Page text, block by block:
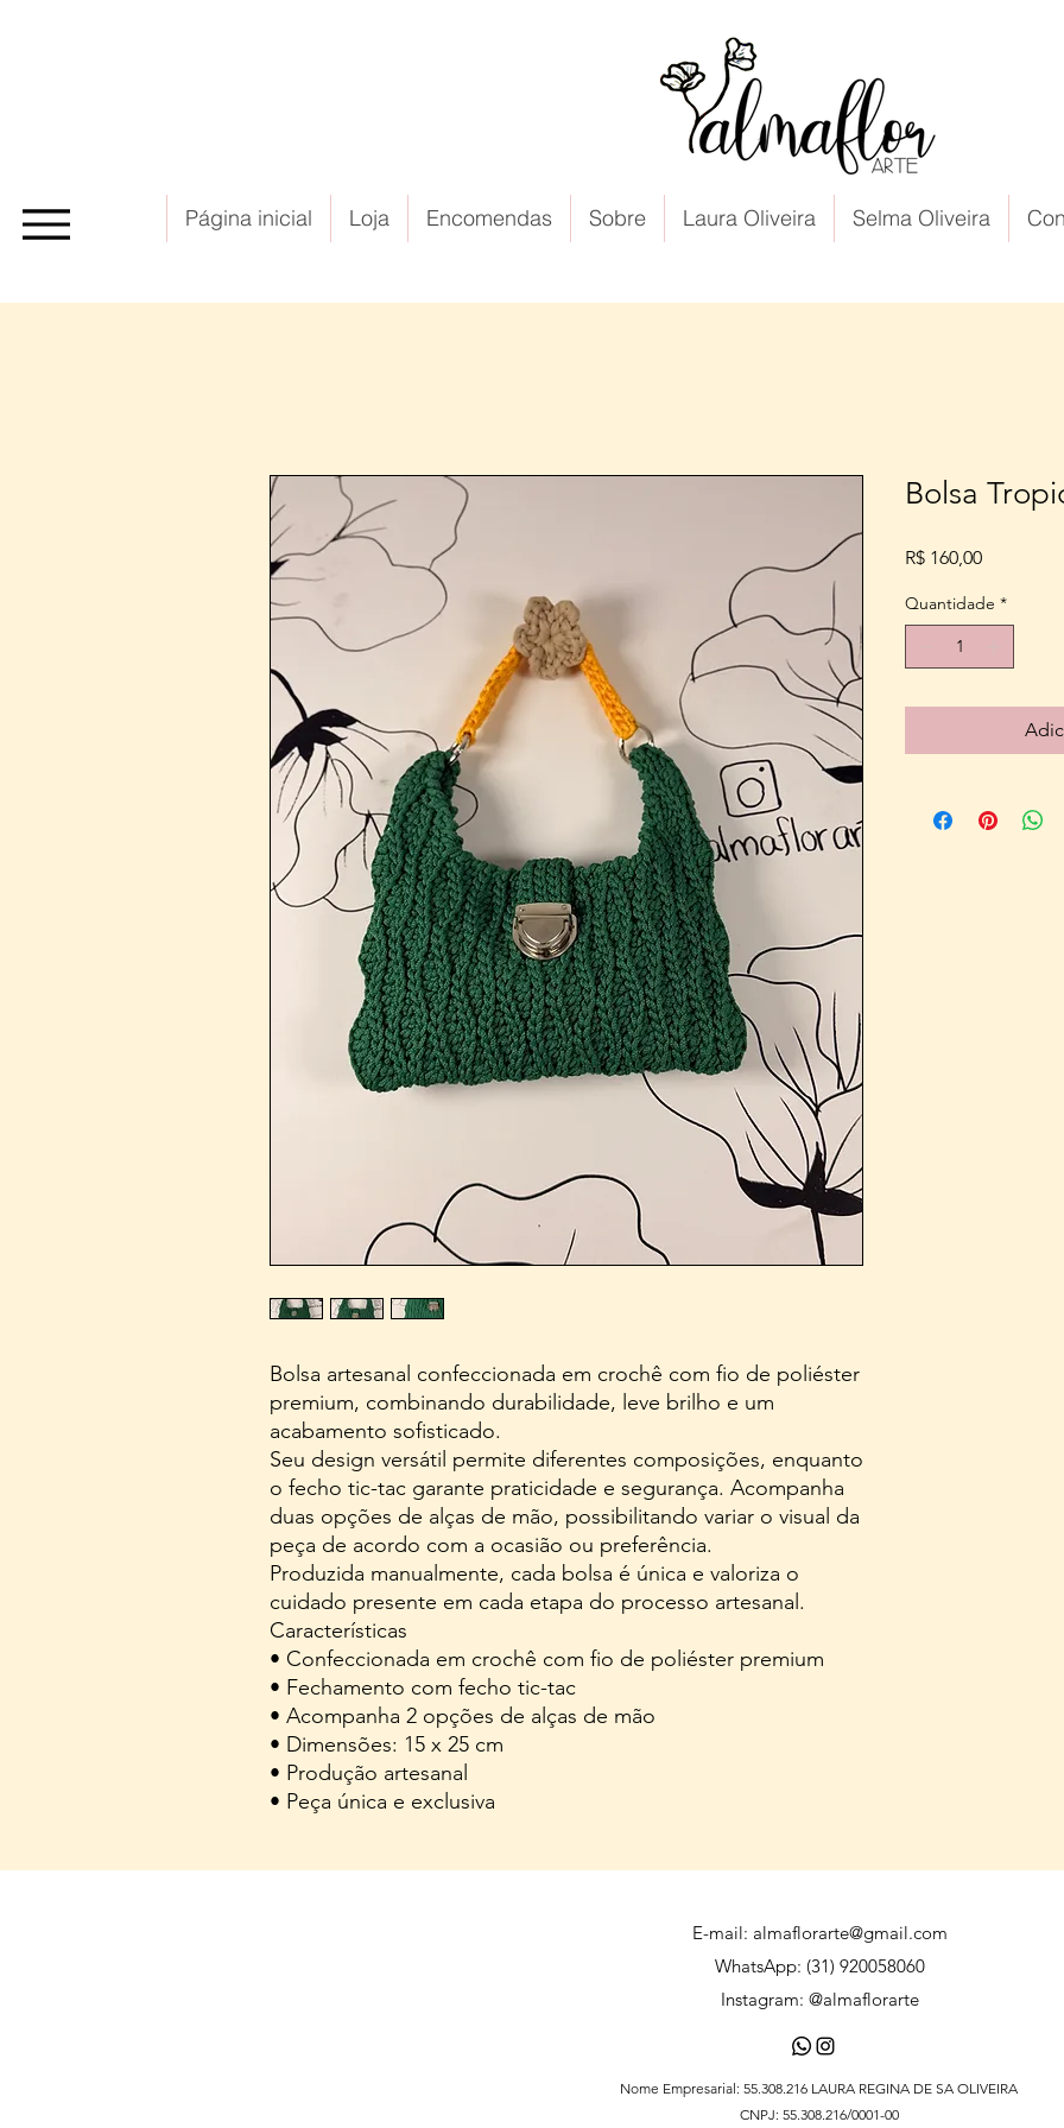
Página inicial Loja Encomendas Sobre Laura Oliveira Selma Oliveira
Bolsa artesanal confeccionada em crochê com fio de poliéster
premium, combinando durabilidade, leve brilho e um
acabamento sofisticado.
Seu design versátil permite diferentes composições, enquanto
o fecho tic-tac garante praticidade e segurança. Acompanha
duas opções de alças de mão, possibilitando variar o visual da
peça de acordo com a ocasião ou preferência.
Produzida manualmente, cada bolsa é única e valoriza o
cuidado presente em cada etapa do processo artesanal.
Características
• Confeccionada em crochê com fio de poliéster premium
• Fechamento com fecho tic-tac
• Acompanha 2 opções de alças de mão
• Dimensões: 15 x 25 cm
• Produção artesanal
• Peça única e exclusiva
Bolsa
R$ 160,00Preço
Quantidade *
E-mail: almaflorarte@gmail.com
WhatsApp: (31) 920058060
Instagram: @almaflorarte
Nome Empresarial: 55.308.216 LAURA REGINA DE SA OLIVEIRA
CNPJ: 55.308.216/0001-00